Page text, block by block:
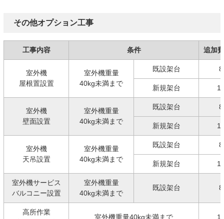
その他オプション工事
工事内容 条件 追加
室外機
屋根置設置
室外機重量
40kg未満まで
既設架台
新規架台
室外機
壁面設置
室外機重量
40kg未満まで
既設架台
新規架台
室外機
天吊設置
室外機重量
40kg未満まで
既設架台
新規架台
室外機サービス
バルコニー設置
室外機重量
40kg未満まで
既設架台
高所作業
室外機重量40kg未満まで